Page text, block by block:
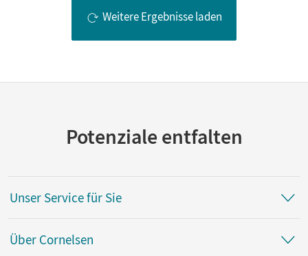
Weitere Ergebnisse laden
Potenziale entfalten
Unser Service für Sie
Über Cornelsen